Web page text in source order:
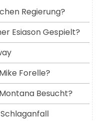
Regierung?
Esiason Gespielt?
Forelle?
Besucht?